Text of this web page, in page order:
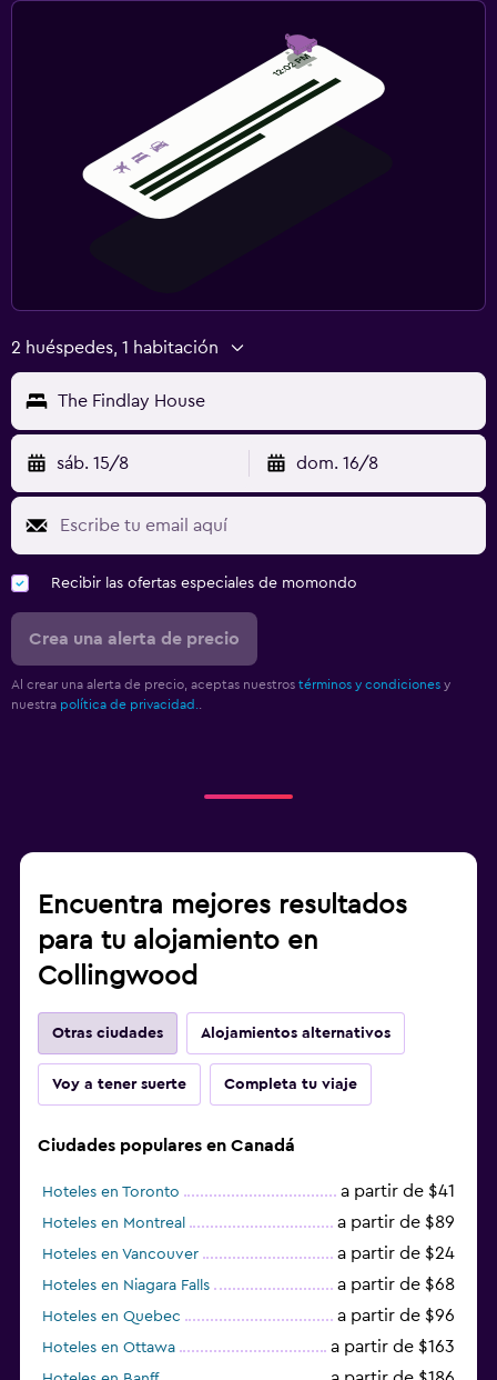
2 huéspedes, 1 habitación
The Findlay House
sáb. 15/8 dom. 16/8
Recibir las ofertas especiales de momondo
Crea una alerta de precio
Al crear una alerta de precio, aceptas nuestros términos y condiciones y
nuestra política de privacidad.
Encuentra mejores resultados
para tu alojamiento en
Collingwood
Otras ciudades Alojamientos alternativos
Voy a tener suerte Completa tu viaje
Ciudades populares en Canadá
Hoteles en Toronto a partir de $41
Hoteles en Montreal a partir de $89
Hoteles en Vancouver a partir de $24
Hoteles en Niagara Falls a partir de $68
Hoteles en Quebec a partir de $96
Hoteles en Ottawa a partir de $163